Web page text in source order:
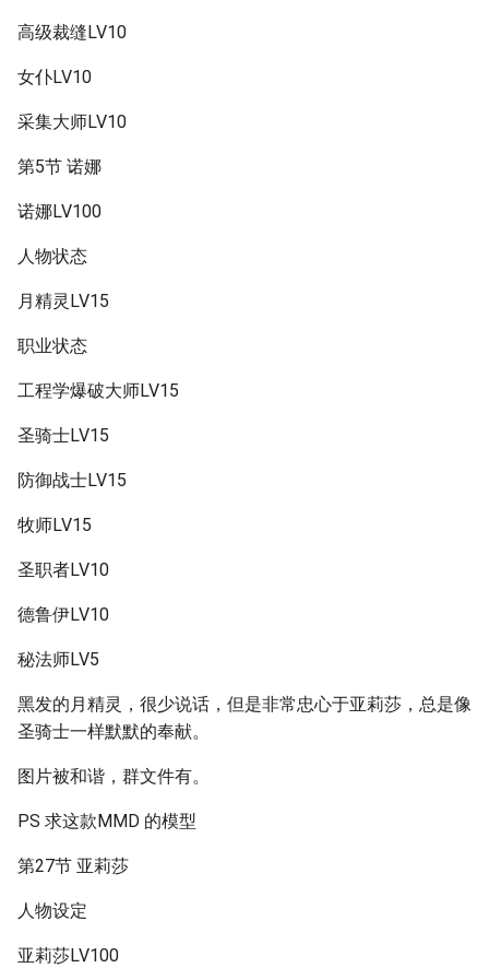
高级裁缝LV10
女仆LV10
采集大师LV10
第5节 诺娜
诺娜LV100
人物状态
月精灵LV15
职业状态
工程学爆破大师LV15
圣骑士LV15
防御战士LV15
牧师LV15
圣职者LV10
德鲁伊LV10
秘法师LV5
黑发的月精灵，很少说话，但是非常忠心于亚莉莎，总是像
圣骑士一样默默的奉献。
图片被和谐，群文件有。
PS 求这款MMD 的模型
第27节 亚莉莎
人物设定
亚莉莎LV100